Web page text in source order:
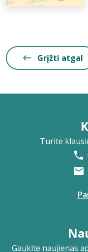
Grįžti atgal
Turite
Gaukite naujienas